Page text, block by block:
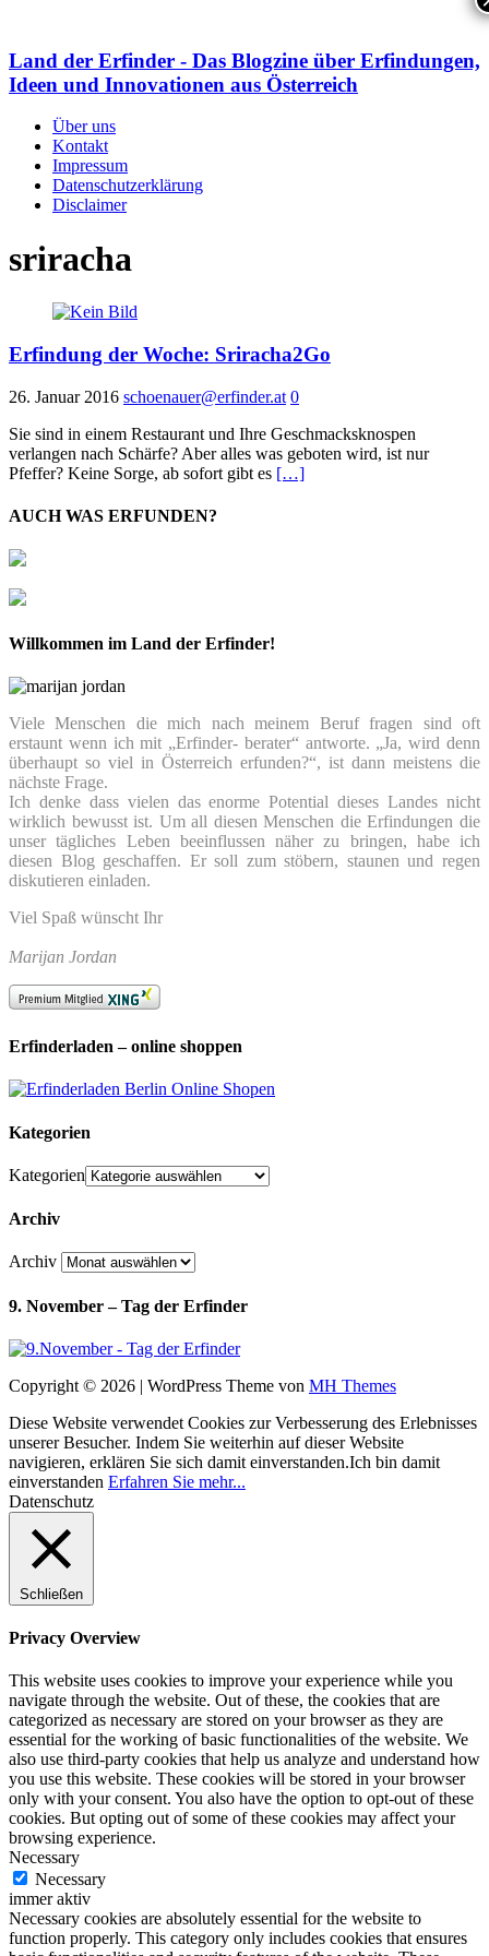
Land der Erfinder - Das Blogzine über Erfindungen,
Ideen und Innovationen aus Österreich
Über uns
Kontakt
Impressum
Datenschutzerklärung
Disclaimer
sriracha
Erfindung der Woche: Sriracha2Go
26. Januar 2016 schoenauer@erfinder.at 0
Sie sind in einem Restaurant und Ihre Geschmacksknospen
verlangen nach Schärfe? Aber alles was geboten wird, ist nur
Pfeffer? Keine Sorge, ab sofort gibt es […]
AUCH WAS ERFUNDEN?
Willkommen im Land der Erfinder!
Viele Menschen die mich nach meinem Beruf fragen sind oft
erstaunt wenn ich mit „Erfinder- berater“ antworte. „Ja, wird denn
überhaupt so viel in Österreich erfunden?“, ist dann meistens die
nächste Frage.
Ich denke dass vielen das enorme Potential dieses Landes nicht
wirklich bewusst ist. Um all diesen Menschen die Erfindungen die
unser tägliches Leben beeinflussen näher zu bringen, habe ich
diesen Blog geschaffen. Er soll zum stöbern, staunen und regen
diskutieren einladen.
Viel Spaß wünscht Ihr
Marijan Jordan
Erfinderladen – online shoppen
Kategorien
Kategorien
Archiv
Archiv
9. November – Tag der Erfinder
Copyright © 2026 | WordPress Theme von MH Themes
Diese Website verwendet Cookies zur Verbesserung des Erlebnisses
unserer Besucher. Indem Sie weiterhin auf dieser Website
navigieren, erklären Sie sich damit einverstanden.Ich bin damit
einverstanden Erfahren Sie mehr...
Datenschutz
Schließen
Privacy Overview
This website uses cookies to improve your experience while you
navigate through the website. Out of these, the cookies that are
categorized as necessary are stored on your browser as they are
essential for the working of basic functionalities of the website. We
also use third-party cookies that help us analyze and understand how
you use this website. These cookies will be stored in your browser
only with your consent. You also have the option to opt-out of these
cookies. But opting out of some of these cookies may affect your
browsing experience.
Necessary
Necessary
immer aktiv
Necessary cookies are absolutely essential for the website to
function properly. This category only includes cookies that ensures